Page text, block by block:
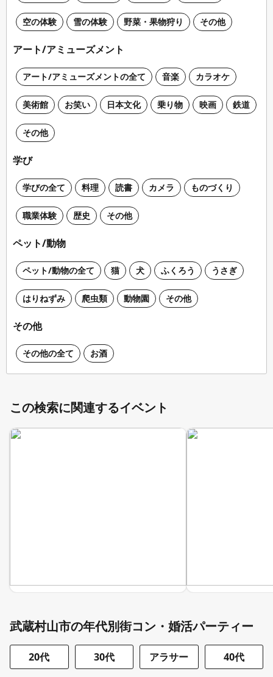
空の体験 雪の体験 野菜・果物狩り その他
アート/アミューズメント
アート/アミューズメントの全て 音楽 カラオケ
美術館 お笑い 日本文化 乗り物 映画 鉄道
その他
学び
学びの全て 料理 読書 カメラ ものづくり
職業体験 歴史 その他
ペット/動物
ペット/動物の全て 猫 犬 ふくろう うさぎ
はりねずみ 爬虫類 動物園 その他
その他
その他の全て お酒
この検索に関連するイベント
武蔵村山市の年代別街コン・婚活パーティー
20代 30代 アラサー 40代